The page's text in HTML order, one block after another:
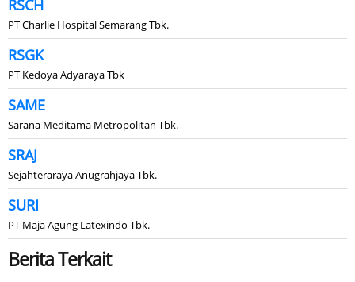
RSCH
PT Charlie Hospital Semarang Tbk.
RSGK
PT Kedoya Adyaraya Tbk
SAME
Sarana Meditama Metropolitan Tbk.
SRAJ
Sejahteraraya Anugrahjaya Tbk.
SURI
PT Maja Agung Latexindo Tbk.
Berita Terkait